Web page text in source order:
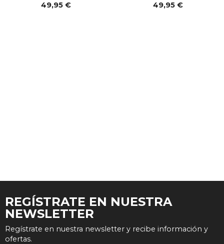
49,95 € 49,95 €
REGÍSTRATE EN NUESTRA
NEWSLETTER
Regístrate en nuestra newsletter y recibe información y
ofertas.